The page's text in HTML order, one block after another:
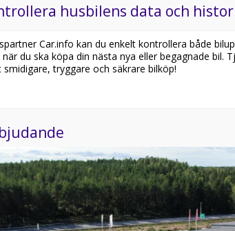
husbilens data och
Car.info kan du enkelt kontrollera både
du ska köpa din nästa nya eller begagnade bil.
tryggare och säkrare bilköp!